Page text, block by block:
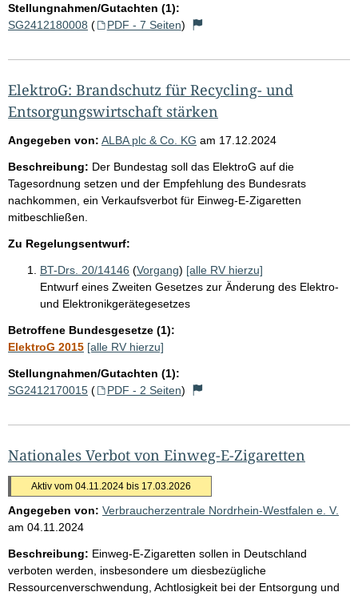
Stellungnahmen/Gutachten (1):
SG2412180008 ( PDF - 7 Seiten)
ElektroG: Brandschutz für Recycling- und
Entsorgungswirtschaft stärken
Angegeben von: ALBA plc & Co. KG am 17.12.2024
Beschreibung: Der Bundestag soll das ElektroG auf die
Tagesordnung setzen und der Empfehlung des Bundesrats
nachkommen, ein Verkaufsverbot für Einweg-E-Zigaretten
mitbeschließen.
Zu Regelungsentwurf:
BT-Drs. 20/14146 (Vorgang) [alle RV hierzu]
Entwurf eines Zweiten Gesetzes zur Änderung des Elektro-
und Elektronikgerätegesetzes
Betroffene Bundesgesetze (1):
ElektroG 2015 [alle RV hierzu]
Stellungnahmen/Gutachten (1):
SG2412170015 ( PDF - 2 Seiten)
Nationales Verbot von Einweg-E-Zigaretten
Aktiv vom 04.11.2024 bis 17.03.2026
Angegeben von: Verbraucherzentrale Nordrhein-Westfalen e. V.
am 04.11.2024
Beschreibung: Einweg-E-Zigaretten sollen in Deutschland
verboten werden, insbesondere um diesbezügliche
Ressourcenverschwendung, Achtlosigkeit bei der Entsorgung und